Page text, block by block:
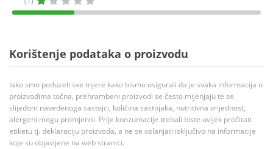
Korištenje podataka o proizvodu
Iako smo poduzeli sve mjere kako bismo osigurali da je svaka informacija o
proizvodima točna, prehrambeni proizvodi se često mijenjaju te se
slijedom navedenoga sastojci, količina sastojaka, nutritivna vrijednost,
alergeni mogu promjeniti. Prije konzumacije trebali biste uvijek pročitati
etiketu tj. deklaraciju proizvoda, a ne se oslanjati isključivo na informacije
koje su objavljene na web stranici.